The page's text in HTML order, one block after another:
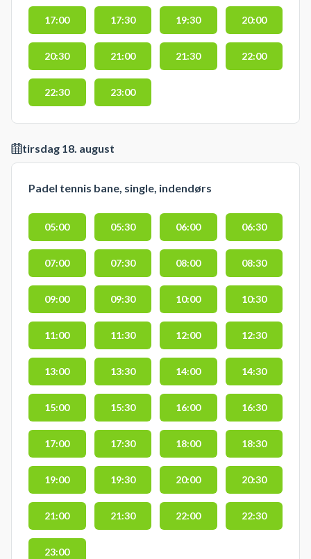
17:00 17:30 19:30 20:00
20:30 21:00 21:30 22:00
22:30 23:00
tirsdag 18. august
Padel tennis bane, single, indendørs
05:00 05:30 06:00 06:30
07:00 07:30 08:00 08:30
09:00 09:30 10:00 10:30
11:00 11:30 12:00 12:30
13:00 13:30 14:00 14:30
15:00 15:30 16:00 16:30
17:00 17:30 18:00 18:30
19:00 19:30 20:00 20:30
21:00 21:30 22:00 22:30
23:00